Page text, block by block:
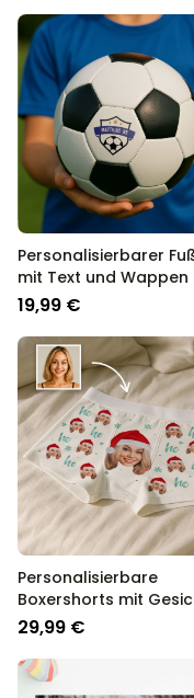
Personalisierbarer
mit Text und Wappen
19,99 €
Personalisierbare
Boxershorts mit
und Weihnachtsmütze
29,99 €